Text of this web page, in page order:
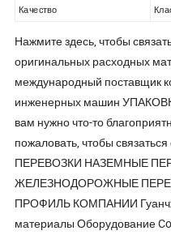
Качество
Нажмите здесь, чтобы
оригинальных расходных
международный поставщик
инженерных машин
вам нужно что-то
пожаловать, чтобы
ПЕРЕВОЗКИ НАЗЕМНЫЕ
ЖЕЛЕЗНОДОРОЖНЫЕ
ПРОФИЛЬ КОМПАНИИ
материалы Оборудование